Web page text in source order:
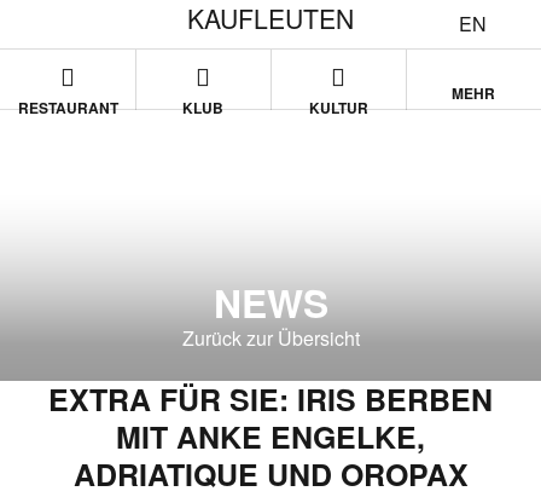
EN
KAUFLEUTEN
RESTAURANT KLUB KULTUR
MEHR
NEWS
Zurück zur Übersicht
EXTRA FÜR SIE: IRIS BERBEN
MIT ANKE ENGELKE,
ADRIATIQUE UND OROPAX